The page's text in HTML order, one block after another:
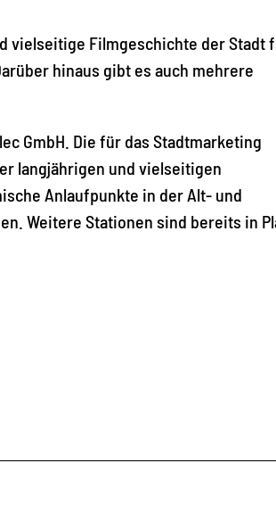
vielseitige Filmgeschichte der Stadt
hinaus gibt es auch mehrere
GmbH. Die für das Stadtmarketing
langjährigen und vielseitigen
Anlaufpunkte in der Alt- und
Weitere Stationen sind bereits in